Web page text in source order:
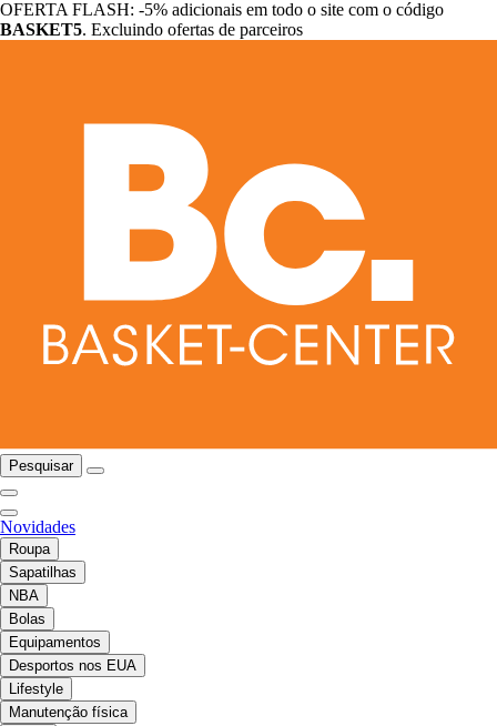
OFERTA FLASH: -5% adicionais em todo o site com o código
BASKET5. Excluindo ofertas de parceiros
Pesquisar
Novidades
Roupa
Sapatilhas
NBA
Bolas
Equipamentos
Desportos nos EUA
Lifestyle
Manutenção física